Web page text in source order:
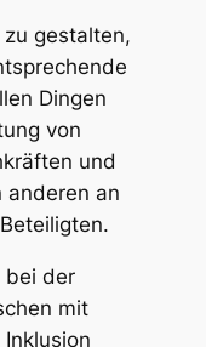
gestalten,
Dingen
von
und
anderen an
bei der
mit